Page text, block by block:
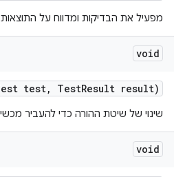
מפעיל את הבדיקות ומדווח על התוצאות
void
test, TestResult result)
שינוי של שיטת ההורה כדי להעביר
void